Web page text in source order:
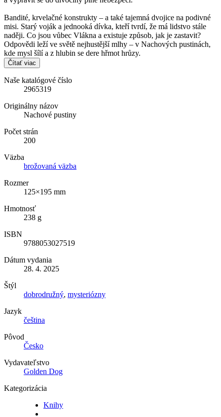
Bandité, krvelačné konstrukty – a také tajemná dvojice na podivné
misi. Starý voják a jednooká dívka, kteří tvrdí, že má lidstvo stále
naději. Co jsou vůbec Vlákna a existuje způsob, jak je zastavit?
Odpovědi leží ve světě nejhustější mlhy – v Nachových pustinách,
kde mysl šílí a z hlubin se dere hřmot hrůzy.
Čítať viac
Naše katalógové číslo
2965319
Originálny názov
Nachové pustiny
Počet strán
200
Väzba
brožovaná väzba
Rozmer
125×195 mm
Hmotnosť
238 g
ISBN
9788053027519
Dátum vydania
28. 4. 2025
Štýl
dobrodružný, mysteriózny
Jazyk
čeština
Pôvod
Česko
Vydavateľstvo
Golden Dog
Kategorizácia
Knihy